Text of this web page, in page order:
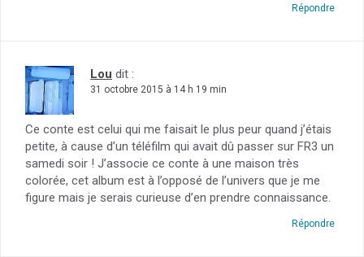
Répondre
Lou dit :
31 octobre 2015 à 14 h 19 min
Ce conte est celui qui me faisait le plus peur quand j’étais
petite, à cause d’un téléfilm qui avait dû passer sur FR3 un
samedi soir ! J’associe ce conte à une maison très
colorée, cet album est à l’opposé de l’univers que je me
figure mais je serais curieuse d’en prendre connaissance.
Répondre